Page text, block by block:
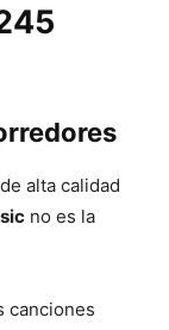
alta calidad
no es la
canciones